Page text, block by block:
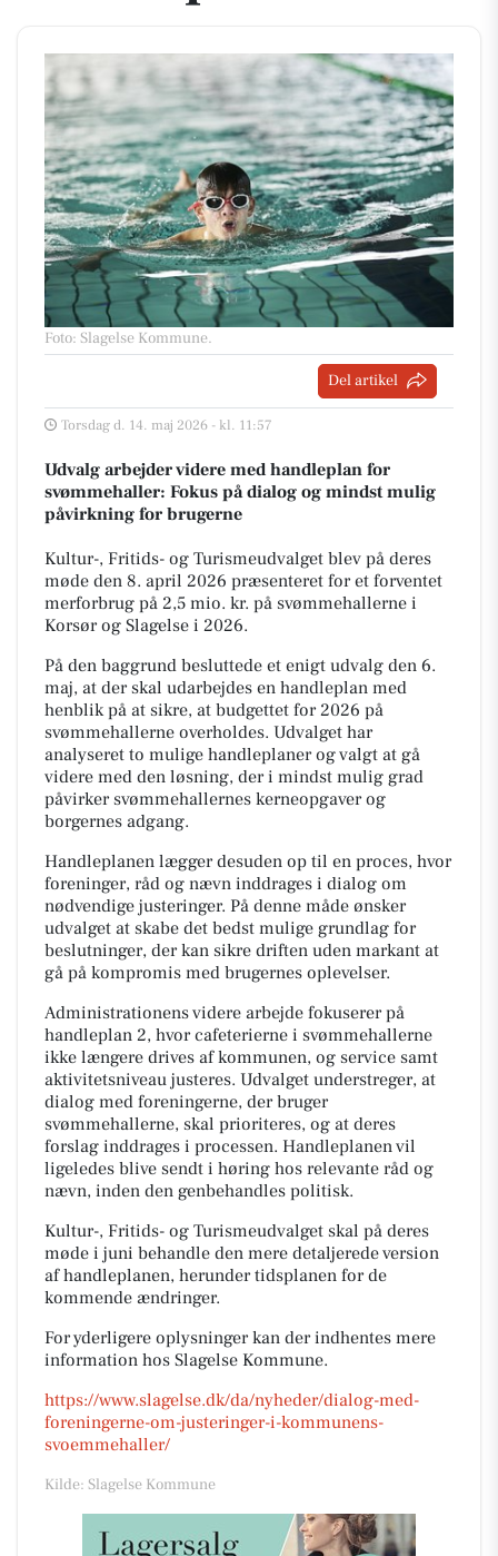
Foto: Slagelse Kommune.
Del artikel
Torsdag d. 14. maj 2026 - kl. 11:57
Udvalg arbejder videre med handleplan for
svømmehaller: Fokus på dialog og mindst mulig
påvirkning for brugerne
Kultur-, Fritids- og Turismeudvalget blev på deres
møde den 8. april 2026 præsenteret for et forventet
merforbrug på 2,5 mio. kr. på svømmehallerne i
Korsør og Slagelse i 2026.
På den baggrund besluttede et enigt udvalg den 6.
maj, at der skal udarbejdes en handleplan med
henblik på at sikre, at budgettet for 2026 på
svømmehallerne overholdes. Udvalget har
analyseret to mulige handleplaner og valgt at gå
videre med den løsning, der i mindst mulig grad
påvirker svømmehallernes kerneopgaver og
borgernes adgang.
Handleplanen lægger desuden op til en proces, hvor
foreninger, råd og nævn inddrages i dialog om
nødvendige justeringer. På denne måde ønsker
udvalget at skabe det bedst mulige grundlag for
beslutninger, der kan sikre driften uden markant at
gå på kompromis med brugernes oplevelser.
Administrationens videre arbejde fokuserer på
handleplan 2, hvor cafeterierne i svømmehallerne
ikke længere drives af kommunen, og service samt
aktivitetsniveau justeres. Udvalget understreger, at
dialog med foreningerne, der bruger
svømmehallerne, skal prioriteres, og at deres
forslag inddrages i processen. Handleplanen vil
ligeledes blive sendt i høring hos relevante råd og
nævn, inden den genbehandles politisk.
Kultur-, Fritids- og Turismeudvalget skal på deres
møde i juni behandle den mere detaljerede version
af handleplanen, herunder tidsplanen for de
kommende ændringer.
For yderligere oplysninger kan der indhentes mere
information hos Slagelse Kommune.
https://www.slagelse.dk/da/nyheder/dialog-med-
foreningerne-om-justeringer-i-kommunens-
svoemmehaller/
Kilde: Slagelse Kommune